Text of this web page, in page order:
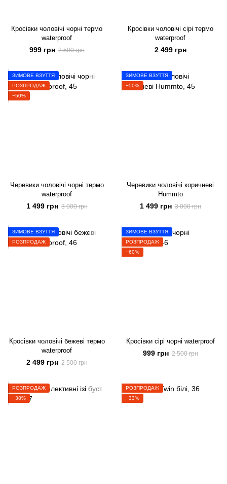
Кросівки чоловічі чорні термо
waterproof
999 грн 2 500 грн
Кросівки чоловічі сірі термо
waterproof
2 499 грн
ЗИМОВЕ ВЗУТТЯ
РОЗПРОДАЖ
−50%
Черевики чоловічі чорні термо
waterproof
1 499 грн 3 000 грн
ЗИМОВЕ ВЗУТТЯ
−50%
Черевики чоловічі коричневі
Hummto
1 499 грн 3 000 грн
ЗИМОВЕ ВЗУТТЯ
РОЗПРОДАЖ
Кросівки чоловічі бежеві термо
waterproof
2 499 грн 2 500 грн
ЗИМОВЕ ВЗУТТЯ
РОЗПРОДАЖ
−60%
Кросівки сірі чорні waterproof
999 грн 2 500 грн
РОЗПРОДАЖ
−38%
РОЗПРОДАЖ
−33%